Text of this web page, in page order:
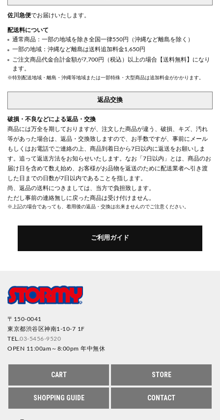
佐川急便でお届けいたします。
配送料について
通常商品：一部の地域を除き全国一律550円（沖縄など離島を除く）
一部の地域：沖縄など離島は送料追加料金1,650円
ご注文商品代金合計金額が7,700円（税込）以上の場合【送料無料】になり
ます。
※特別配送地域・離島・沖縄等地域または一部特殊・大型商品は追加料金がかかります。
返品交換
破損・不良などによる返品・交換
商品には万全を期しておりますが、注文した商品が違う、破損、キズ、汚れ
等があった場合は、返品・交換致しますので、お手数ですが、事前にメール
もしくはお電話でご連絡の上、商品到着日から7日以内に返送をお願いしま
す。追って返送方法をお知らせいたします。なお「7日以内」とは、商品のお
届け日を含めて数え始め、お客様がお品物を返送のために配送業者へ引き渡
した日までの日数が7日以内であることを指します。
尚、返品の送料につきましては、当方で負担致します。
ただし事前の連絡無しに戻った商品は受け付けません。
※上記の場合であっても、着用後の返品・交換は出来ませんのでご注意ください。
ご利用ガイド
〒150-0041
東京都渋谷区神南1-10-7 1F
TEL. 03-5456-9520
OPEN 11:00am～8:00pm 年中無休
CART STORE
SHOPPING GUIDE CONTACT